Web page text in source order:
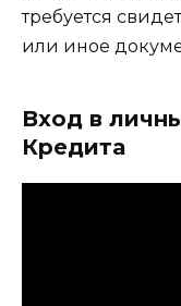
требуется
или иное
Вход в
Кредита